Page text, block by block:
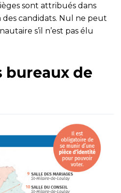
sont attribués dans
des candidats. Nul ne peut
s’il n’est pas élu
bureaux de